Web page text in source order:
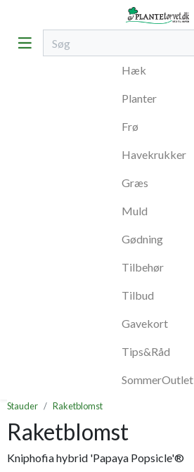
Hæk
Planter
Frø
Havekrukker
Græs
Muld
Gødning
Tilbehør
Tilbud
Gavekort
Tips&Råd
SommerOutlet
Stauder Raketblomst
Raketblomst
Kniphofia hybrid 'Papaya Popsicle'®